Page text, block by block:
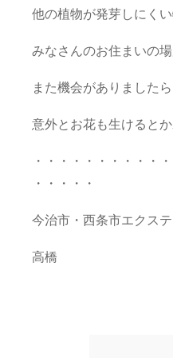
他の植物が発芽しにく
みなさんのお住まいの
また機会がありました
意外とお花も生けると
・・・・・・・・・・
・・・・・
今治市・西条市エクス
高橋